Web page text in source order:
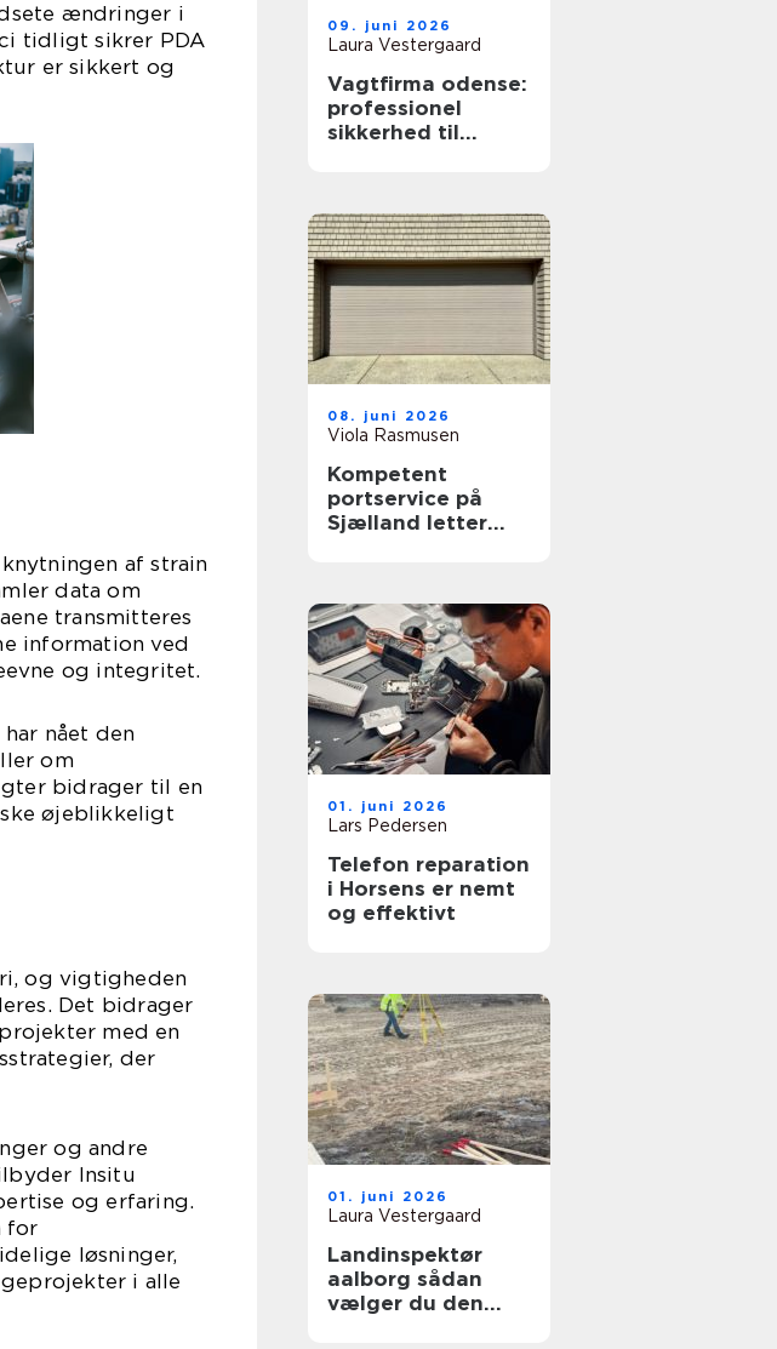
ændringer i
tidligt sikrer PDA
er sikkert og
af strain
data om
transmitteres
information ved
og integritet.
nået den
om
bidrager til en
øjeblikkeligt
og vigtigheden
Det bidrager
med en
der
og andre
Insitu
og erfaring.
for
løsninger,
i alle
09. juni 2026
Laura Vestergaard
Vagtfirma odense:
professionel
sikkerhed til
08. juni 2026
Viola Rasmusen
Kompetent
portservice på
Sjælland letter
01. juni 2026
Lars Pedersen
Telefon reparation
i Horsens er nemt
og effektivt
01. juni 2026
Laura Vestergaard
Landinspektør
aalborg sådan
vælger du den